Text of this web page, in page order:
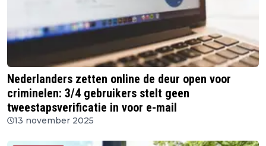
Nederlanders zetten online de deur open voor
criminelen: 3/4 gebruikers stelt geen
tweestapsverificatie in voor e-mail
13 november 2025